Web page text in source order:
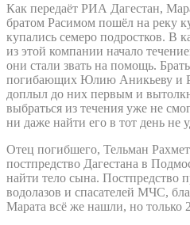
Как передаёт РИА Дагестан,
братом Расимом пошёл на реку
купались семеро подростков. В
из этой компании начало
они стали звать на помощь.
погибающих Юлию Аникьеву и
доплыл до них первым и
выбраться из течения уже не
ни даже найти его в тот день не
Отец погибшего, Тельман
постпредство Дагестана в
найти тело сына. Постпредство
водолазов и спасателей МЧС,
Марата всё же нашли, но только